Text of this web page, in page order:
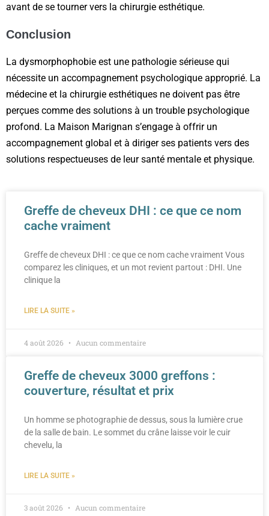
avant de se tourner vers la chirurgie esthétique.
Conclusion
La dysmorphophobie est une pathologie sérieuse qui
nécessite un accompagnement psychologique approprié. La
médecine et la chirurgie esthétiques ne doivent pas être
perçues comme des solutions à un trouble psychologique
profond. La Maison Marignan s’engage à offrir un
accompagnement global et à diriger ses patients vers des
solutions respectueuses de leur santé mentale et physique.
Greffe de cheveux DHI : ce que ce nom
cache vraiment
Greffe de cheveux DHI : ce que ce nom cache vraiment Vous
comparez les cliniques, et un mot revient partout : DHI. Une
clinique la
LIRE LA SUITE »
4 août 2026 Aucun commentaire
Greffe de cheveux 3000 greffons :
couverture, résultat et prix
Un homme se photographie de dessus, sous la lumière crue
de la salle de bain. Le sommet du crâne laisse voir le cuir
chevelu, la
LIRE LA SUITE »
3 août 2026 Aucun commentaire